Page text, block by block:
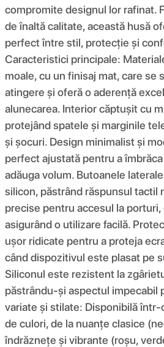
compromite designul lor rafinat.
de înaltă calitate, această husă
perfect între stil, protecție și
Caracteristici principale:
moale, cu un finisaj mat, care se
atingere și oferă o aderență
alunecarea. Interior căptușit cu
protejând spatele și marginile
și șocuri. Design minimalist și
perfect ajustată pentru a
adăuga volum. Butoanele
silicon, păstrând răspunsul tactil
precise pentru accesul la
asigurând o utilizare facilă.
ușor ridicate pentru a proteja
când dispozitivul este plasat pe
Siliconul este rezistent la
păstrându-și aspectul impecabil
variate și stilate: Disponibilă
de culori, de la nuanțe clasice
îndrăznețe și vibrante (roșu,